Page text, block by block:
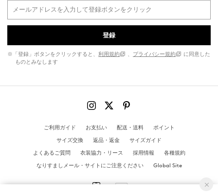
登録
※「登録」ボタンをクリックすると、 利用規約 、 プライバシー規約
に同意した
ものとみなします
ご利用ガイド お支払い 配送・送料
ポイント
サイズ交換
返品・返金
サイズガイド
よくあるご質問
衣装協力・リース 採用情報
各種規約
なりすましメール・サイトにご注意ください
Global Site